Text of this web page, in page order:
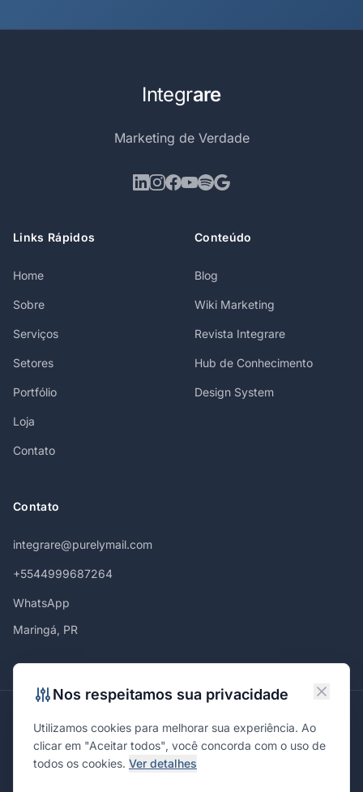
Integrare
Marketing de Verdade
Links Rápidos
Home
Sobre
Serviços
Setores
Portfólio
Loja
Contato
Conteúdo
Blog
Wiki Marketing
Revista Integrare
Hub de Conhecimento
Design System
Contato
integrare@purelymail.com
+5544999687264
WhatsApp
Maringá, PR
MaringáCuritibaSão PauloLondrinaCascavelPonta Grossa
Florianópolis BrasíliaJoinvilleCampinas
Nos respeitamos sua privacidade
Utilizamos cookies para melhorar sua experiência. Ao
clicar em "Aceitar todos", você concorda com o uso de
todos os cookies. Ver detalhes